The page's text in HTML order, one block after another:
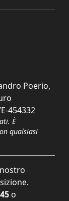
Poerio,
454332
È
qualsiasi
o